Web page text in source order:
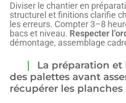
Diviser le chantier en
structurel et finitions clarifie
les erreurs. Compter 3–8
bacs et niveau. Respecter
démontage, assemblage
La préparation
des palettes avant
récupérer les planches